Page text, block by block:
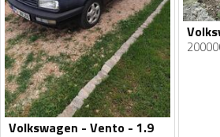
Volkswagen - Vento - 1.9